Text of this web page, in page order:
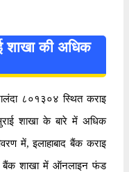
शाखा की अधिक
८०१३०४ स्थित कराइ
शाखा के बारे में अधिक
में, इलाहाबाद बैंक कराइ
बैंक शाखा में ऑनलाइन फंड